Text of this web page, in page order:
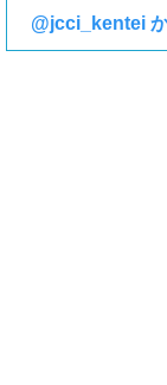
@jcci_kentei